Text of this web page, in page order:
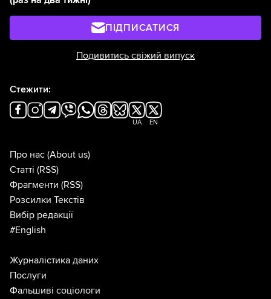
ПІДПИСАТИСЯ
Подивитись свіжий випуск
Стежити:
UA EN
Про нас (About us)
Статті (RSS)
Фрагменти (RSS)
Розсилки Текстів
Вибір редакції
#English
Журналістика даних
Послуги
Фальшиві соціологи